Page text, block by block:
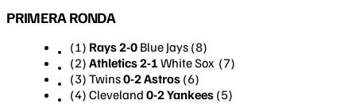
PRIMERA RONDA
(1) Rays 2-0 Blue Jays (8)
(2) Athletics 2-1 White Sox (7)
(3) Twins0-2Astros (6)
(4) Cleveland 0-2Yankees (5)